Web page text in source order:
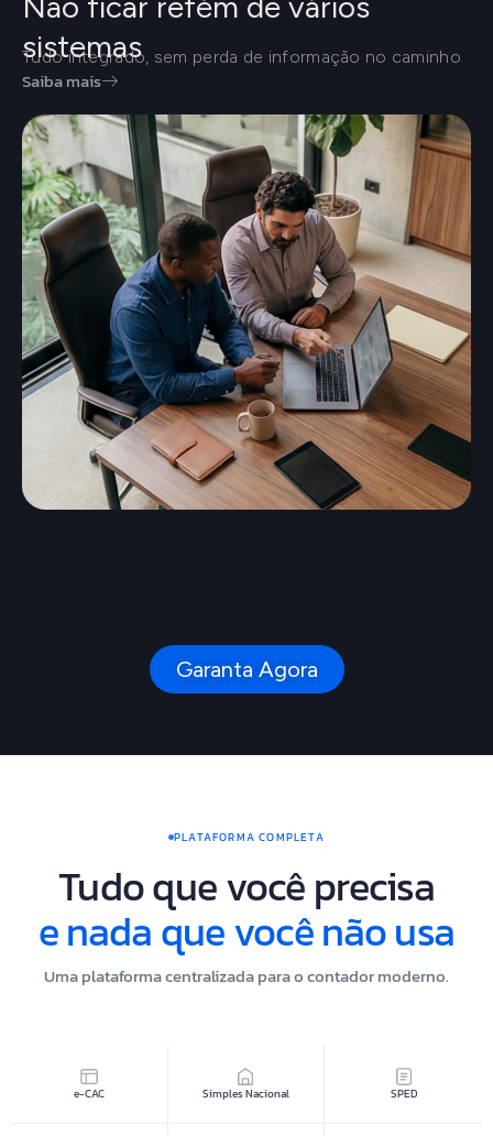
sistemas
Tudo integrado, sem perda de informação no caminho
Saiba mais
Garanta Agora
PLATAFORMA COMPLETA
Tudo que você precisa
e nada que você não usa
Uma plataforma centralizada para o contador moderno.
e-CAC Simples Nacional SPED